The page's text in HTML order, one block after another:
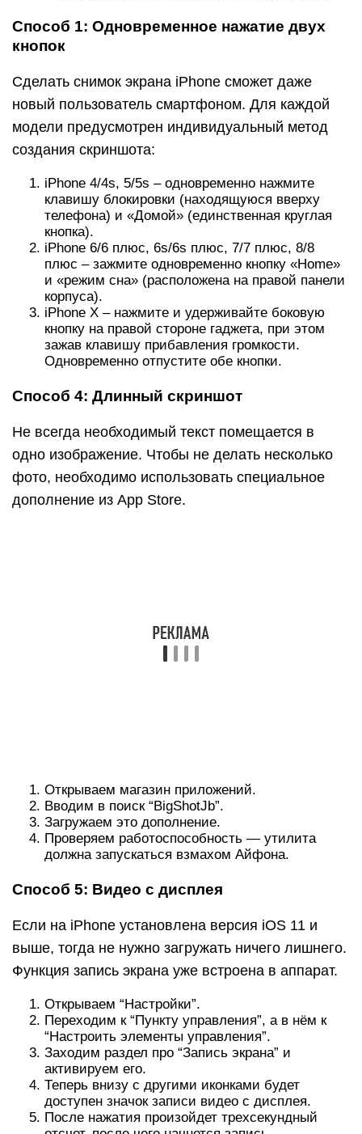
Способ 1: Одновременное нажатие двух
кнопок
Сделать снимок экрана iPhone сможет даже
новый пользователь смартфоном. Для каждой
модели предусмотрен индивидуальный метод
создания скриншота:
iPhone 4/4s, 5/5s – одновременно нажмите
клавишу блокировки (находящуюся вверху
телефона) и «Домой» (единственная круглая
кнопка).
iPhone 6/6 плюс, 6s/6s плюс, 7/7 плюс, 8/8
плюс – зажмите одновременно кнопку «Home»
и «режим сна» (расположена на правой панели
корпуса).
iPhone Х – нажмите и удерживайте боковую
кнопку на правой стороне гаджета, при этом
зажав клавишу прибавления громкости.
Одновременно отпустите обе кнопки.
Способ 4: Длинный скриншот
Не всегда необходимый текст помещается в
одно изображение. Чтобы не делать несколько
фото, необходимо использовать специальное
дополнение из App Store.
Способ 5: Видео с дисплея
“Настроить элементы управления”.
Заходим раздел про “Запись экрана” и
активируем его.
Теперь внизу с другими иконками будет
доступен значок записи видео с дисплея.
После нажатия произойдет трехсекундный
большинстве случаев можно просто
использовать встроенный функционал iPhone,
однако для большего набора возможностей
придётся загрузить специальные дополнения.
Программные альтернативы
Если универсальный метод кажется вам
неудобным или на устройстве не работает одна